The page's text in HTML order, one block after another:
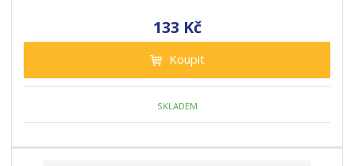
133 Kč
Koupit
SKLADEM